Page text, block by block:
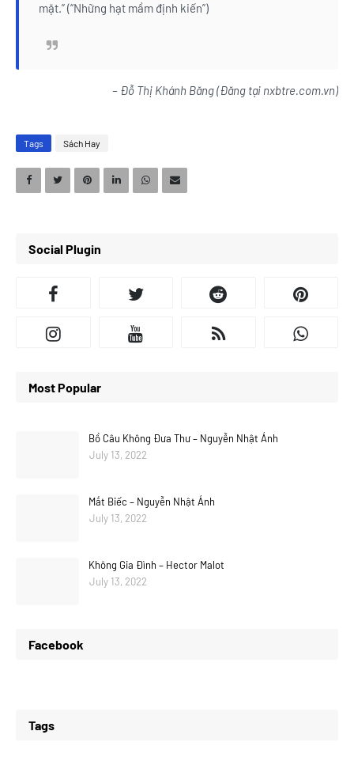
mặt.” (“Những hạt mầm định kiến”)
– Đỗ Thị Khánh Băng (Đăng tại nxbtre.com.vn)
Tags Sách Hay
Social Plugin
Most Popular
Bồ Câu Không Đưa Thư – Nguyễn Nhật Ánh
July 13, 2022
Mắt Biếc – Nguyễn Nhật Ánh
July 13, 2022
Không Gia Đình – Hector Malot
July 13, 2022
Facebook
Tags